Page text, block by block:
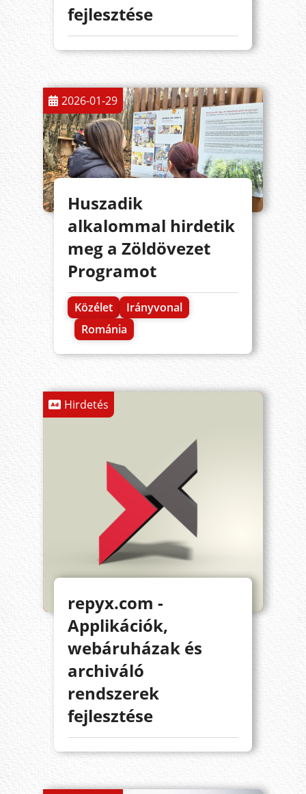
fejlesztése
2026-01-29
Huszadik
alkalommal hirdetik
meg a Zöldövezet
Programot
Közélet
Irányvonal
Románia
Hirdetés
repyx.com -
Applikációk,
webáruházak és
archiváló
rendszerek
fejlesztése